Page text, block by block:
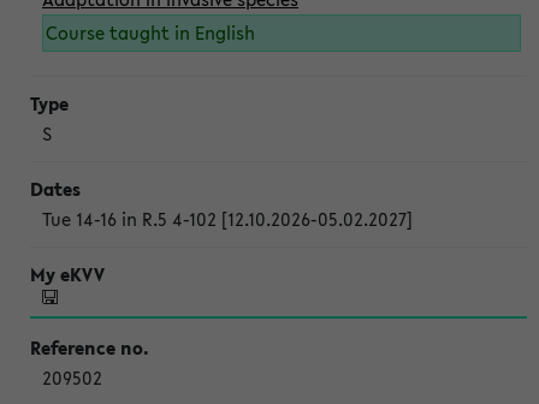
Course taught in English
S
Tue 14-16 in R.5 4-102 [12.10.2026-05.02.2027]
209502